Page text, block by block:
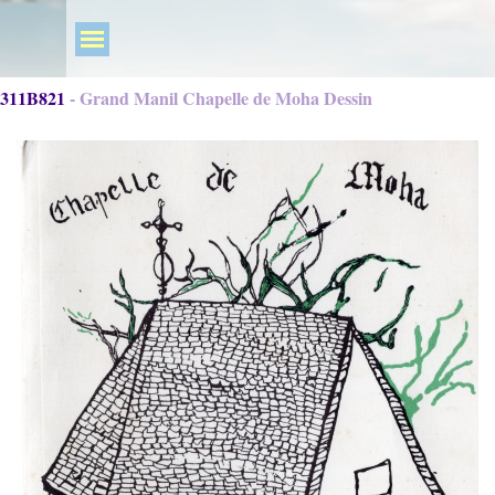
311B821 - Grand Manil Chapelle de Moha Dessin